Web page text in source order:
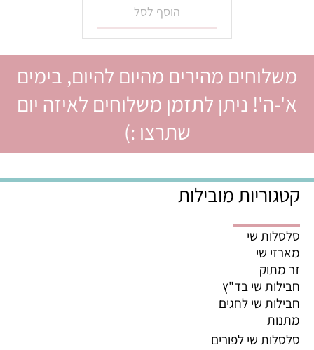
הוסף לסל
משלוחים מהירים מהיום להיום, בימים
א'-ה'! ניתן לתזמן משלוחים לאיזה יום
שתרצו :)
קטגוריות מובילות
סלסלות שי
מארזי שי
זר מתוק
חבילות שי בד"ץ
חבילות שי לחגים
מתנות
סלסלות שי לפורים